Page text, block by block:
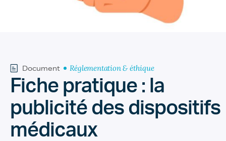
Document Réglementation & éthique
Fiche pratique : la
publicité des dispositifs
médicaux